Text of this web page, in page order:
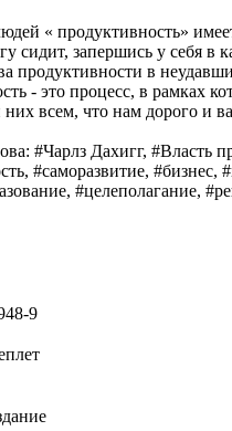
« продуктивность»
сидит, запершись у себя в
продуктивности в
- это процесс, в рамках
них всем, что нам дорого и
#Чарлз Дахигг, #Власть
#саморазвитие,
#целеполагание,
9